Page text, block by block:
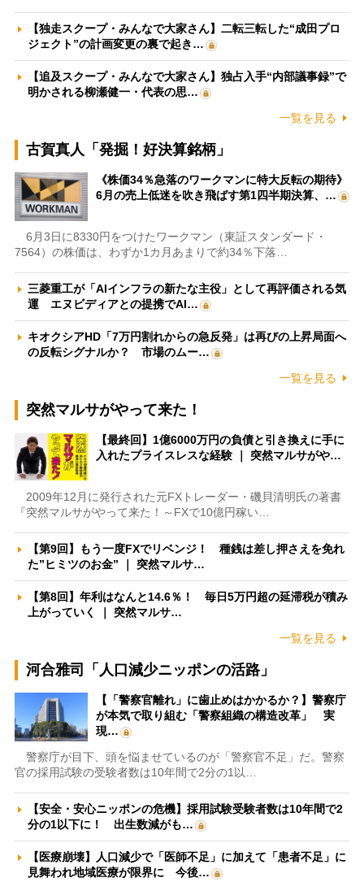
【独走スクープ・みんなで大家さん】二転三転した“成田プロ
ジェクト”の計画変更の裏で起き…
【追及スクープ・みんなで大家さん】独占入手“内部議事録”で
明かされる柳瀬健一・代表の思…
一覧を見る
古賀真人「発掘！好決算銘柄」
《株価34％急落のワークマンに特大反転の期待》
6月の売上低迷を吹き飛ばす第1四半期決算、…
6月3日に8330円をつけたワークマン（東証スタンダード・
7564）の株価は、わずか1カ月あまりで約34％下落…
三菱重工が「AIインフラの新たな主役」として再評価される気
運 エヌビディアとの提携でAI…
キオクシアHD「7万円割れからの急反発」は再びの上昇局面へ
の反転シグナルか？ 市場のムー…
一覧を見る
突然マルサがやって来た！
【最終回】1億6000万円の負債と引き換えに手に
入れたプライスレスな経験 ｜ 突然マルサがや…
2009年12月に発行された元FXトレーダー・磯貝清明氏の著書
『突然マルサがやって来た！～FXで10億円稼い…
【第9回】もう一度FXでリベンジ！ 種銭は差し押さえを免れ
た”ヒミツのお金” ｜ 突然マルサ…
【第8回】年利はなんと14.6％！ 毎日5万円超の延滞税が積み
上がっていく ｜ 突然マルサ…
一覧を見る
河合雅司「人口減少ニッポンの活路」
【「警察官離れ」に歯止めはかかるか？】警察庁
が本気で取り組む「警察組織の構造改革」 実
現…
警察庁が目下、頭を悩ませているのが「警察官不足」だ。警察
官の採用試験の受験者数は10年間で2分の1以…
【安全・安心ニッポンの危機】採用試験受験者数は10年間で2
分の1以下に！ 出生数減がも…
【医療崩壊】人口減少で「医師不足」に加えて「患者不足」に
見舞われ地域医療が限界に 今後…